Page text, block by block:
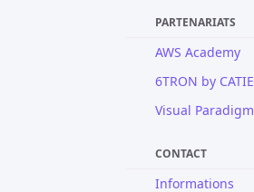
PARTENARIATS
AWS Academy
6TRON by CATIE
Visual Paradigm
CONTACT
Informations